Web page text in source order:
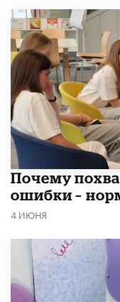
​Почему
ошибки –
4 ИЮНЯ